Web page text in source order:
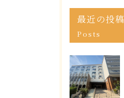
最近の投稿
Posts